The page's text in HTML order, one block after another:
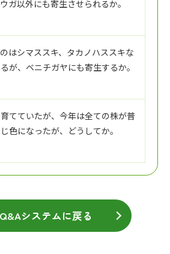
ガ以外にも寄生させられるか。
はシマススキ、タカノハススキな
が、ベニチガヤにも寄生するか。
てていたが、今年は全ての株が普
色になったが、どうしてか。
システムに戻る